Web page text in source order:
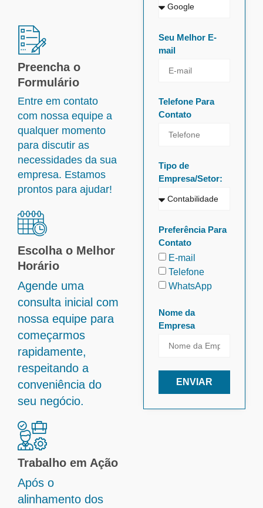
Preencha o
Formulário
Entre em contato
com nossa equipe a
qualquer momento
para discutir as
necessidades da sua
empresa. Estamos
prontos para ajudar!
Escolha o Melhor
Horário
Agende uma
consulta inicial com
nossa equipe para
começarmos
rapidamente,
respeitando a
conveniência do
seu negócio.
Trabalho em Ação
Após o
alinhamento dos
Seu Melhor E-
mail
Telefone Para
Contato
Tipo de
Empresa/Setor:
Preferência Para
Contato
E-mail
Telefone
WhatsApp
Nome da
Empresa
ENVIAR